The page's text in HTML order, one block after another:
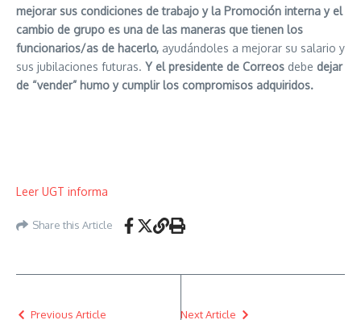
mejorar sus condiciones de trabajo y la Promoción interna y el
cambio de grupo es una de las maneras que tienen los
funcionarios/as de hacerlo, ayudándoles a mejorar su salario y
sus jubilaciones futuras. Y el presidente de Correos debe dejar
de “vender” humo y cumplir los compromisos adquiridos.
Leer UGT informa
Share this Article
Previous Article Next Article